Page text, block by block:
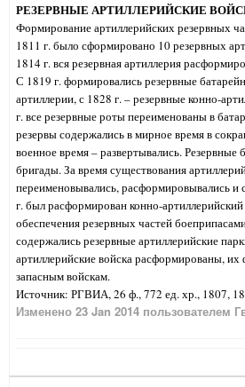
РЕЗЕРВНЫЕ АРТИЛЛЕРИЙСКИЕ
Формирование артиллерийских резервных
1811 г. было сформировано 10 резервных
1814 г. вся резервная артиллерия
С 1819 г. формировались резервные
артиллерии, с 1828 г. – резервные конно-
г. все резервные роты переименованы в
резервы содержались в мирное время в
военное время – развертывались. Резервные
бригады. За время существования
переименовывались, расформировывались и
г. был расформирован конно-
обеспечения резервных частей
содержались резервные артиллерийские
артиллерийские войска расформированы,
запасным войскам.
Источник: РГВИА, 26 ф., 772 ед. хр., 1807,
Изменено 23 Jan 2014 пользователем